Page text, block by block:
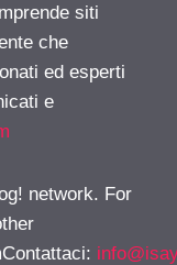
siti
che
ed esperti
e
network. For
: